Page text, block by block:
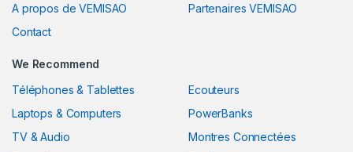
A propos de VEMISAO
Contact
Partenaires VEMISAO
We Recommend
Téléphones & Tablettes
Laptops & Computers
TV & Audio
Ecouteurs
PowerBanks
Montres Connectées